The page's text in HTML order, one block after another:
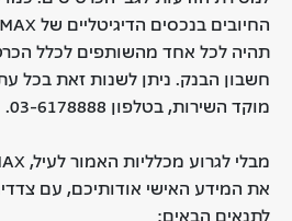
תהיה לכל אחד מהשותפים לכלל
חשבון הבנק. ניתן לשנות זאת בכל
מוקד השירות, בטלפון 03-6178888.
את המידע האישי אודותיכם, עם
לתנאים הבאים: